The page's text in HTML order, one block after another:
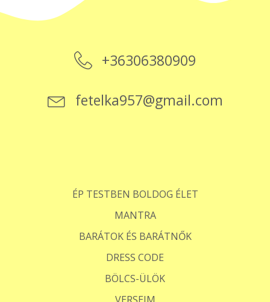
+36306380909
fetelka957@gmail.com
ÉP TESTBEN BOLDOG ÉLET
MANTRA
BARÁTOK ÉS BARÁTNŐK
DRESS CODE
BÖLCS-ÜLÖK